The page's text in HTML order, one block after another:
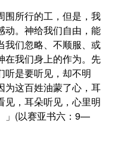
所行的工，但是，我
动。神给我们自由，能
我们忽略、不顺服、或
在我们身上的作为。先
听是要听见，却不明
为这百姓油蒙了心，耳
见，耳朵听见，心里明
」(以赛亚书六：9—